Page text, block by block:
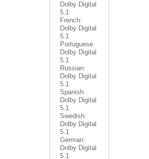
Dolby Digital
5.1
French:
Dolby Digital
5.1
Portuguese:
Dolby Digital
5.1
Russian:
Dolby Digital
5.1
Spanish:
Dolby Digital
5.1
Swedish:
Dolby Digital
5.1
German:
Dolby Digital
5.1